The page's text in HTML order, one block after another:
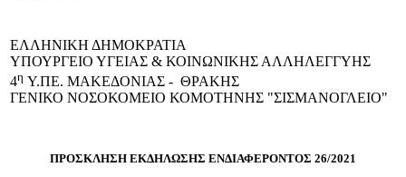
EΛΛΗΝΙΚΗ ΔΗΜΟΚΡΑΤΙΑ
ΥΠΟΥΡΓΕΙΟ ΥΓΕΙΑΣ & ΚΟΙΝΩΝΙΚΗΣ ΑΛΛΗΛΕΓΓΥΗΣ
4η Υ.ΠΕ. ΜΑΚΕΔΟΝΙΑΣ - ΘΡΑΚΗΣ
ΓΕΝΙΚΟ NΟΣΟΚΟΜΕΙΟ ΚΟΜΟΤΗΝΗΣ "ΣΙΣΜΑΝΟΓΛΕΙΟ"
ΠΡΟΣΚΛΗΣΗ ΕΚΔΗΛΩΣΗΣ ΕΝΔΙΑΦΕΡΟΝΤΟΣ 26/2021